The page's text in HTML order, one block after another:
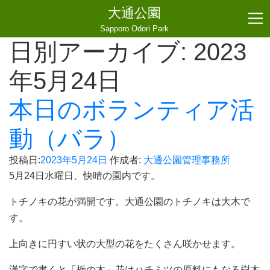
大通公園
Sapporo Odori Park
日別アーカイブ: 2023
年5月24日
本日のボランティア活
動（バラ）
投稿日:2023年5月24日 作成者: 大通公園管理事務所
5月24日水曜日、快晴の園内です。
トチノキの花が満開です。大通公園のトチノキは大木で
す。
上向きに円すい状の大型の花をたくさん咲かせます。